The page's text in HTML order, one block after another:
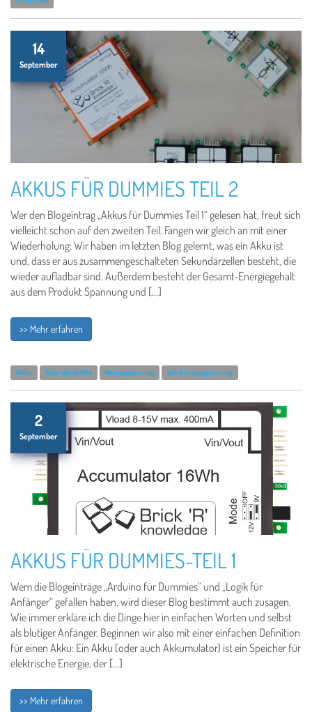
14
September
AKKUS FÜR DUMMIES TEIL 2
Wer den Blogeintrag „Akkus für Dummies Teil 1“ gelesen hat, freut sich
vielleicht schon auf den zweiten Teil. Fangen wir gleich an mit einer
Wiederholung: Wir haben im letzten Blog gelernt, was ein Akku ist
und, dass er aus zusammengeschalteten Sekundärzellen besteht, die
wieder aufladbar sind. Außerdem besteht der Gesamt-Energiegehalt
aus dem Produkt Spannung und […]
>> Mehr erfahren
Akku Energiedichte Nennspannung Wirkungsspannung
2
September
AKKUS FÜR DUMMIES-TEIL 1
Wem die Blogeinträge „Arduino für Dummies“ und „Logik für
Anfänger“ gefallen haben, wird dieser Blog bestimmt auch zusagen.
Wie immer erkläre ich die Dinge hier in einfachen Worten und selbst
als blutiger Anfänger. Beginnen wir also mit einer einfachen Definition
für einen Akku: Ein Akku (oder auch Akkumulator) ist ein Speicher für
elektrische Energie, der […]
>> Mehr erfahren